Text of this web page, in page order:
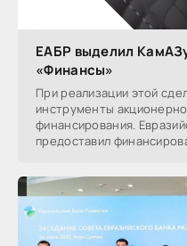
ЕАБР выделил
«Финансы»
При реализации этой
инструменты
финансирования.
предоставил